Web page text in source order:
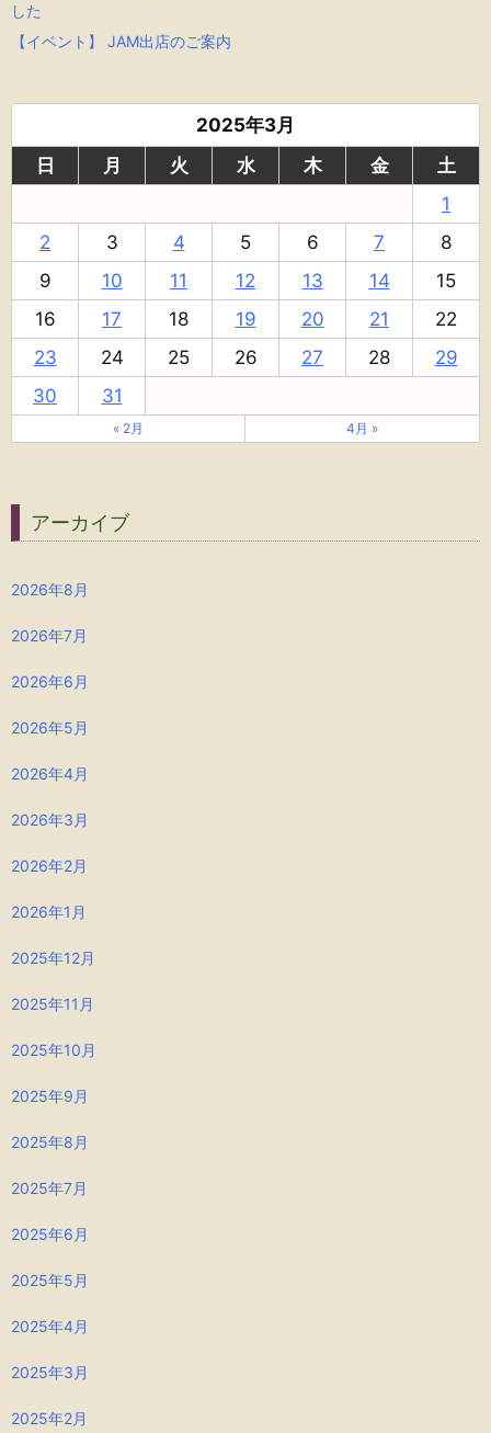
した
【イベント】 JAM出店のご案内
2025年3月
日
月 火 水 木 金
土
1
2
3 4 5 6 7
8
9
10 11 12 13 14
15
16
17 18 19 20 21
22
23
24 25 26 27 28
29
30
31
« 2月 4月 »
アーカイブ
2026年8月
2026年7月
2026年6月
2026年5月
2026年4月
2026年3月
2026年2月
2026年1月
2025年12月
2025年11月
2025年10月
2025年9月
2025年8月
2025年7月
2025年6月
2025年5月
2025年4月
2025年3月
2025年2月